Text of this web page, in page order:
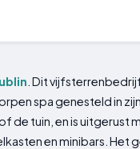
. Dit
spa genesteld in
de tuin, en is uitgerust
en minibars. Het